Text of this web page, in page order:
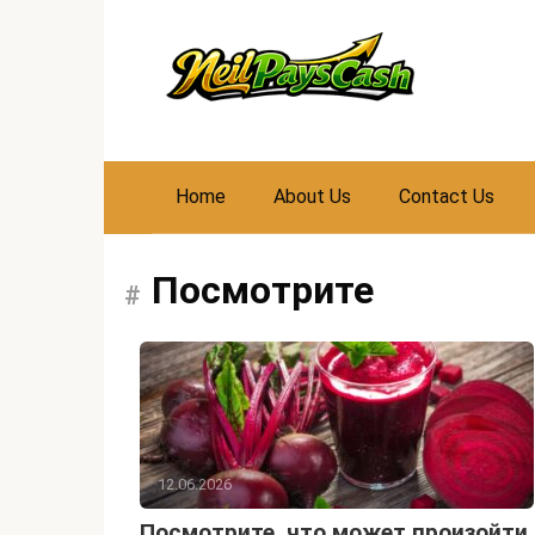
Home About Us Contact Us
Посмотрите
12.06.2026